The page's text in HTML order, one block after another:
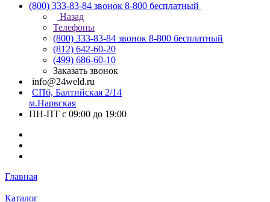
(800) 333-83-84 звонок 8-800 бесплатный
Назад
Телефоны
(800) 333-83-84 звонок 8-800 бесплатный
(812) 642-60-20
(499) 686-60-10
Заказать звонок
info@24weld.ru
СПб, Балтийская 2/14
м.Нарвская
ПН-ПТ с 09:00 до 19:00
Главная
Каталог